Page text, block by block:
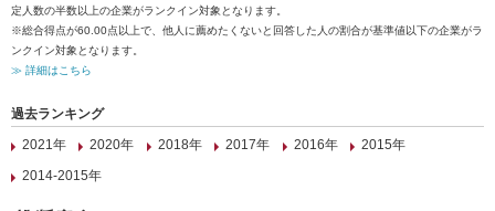
定人数の半数以上の企業がランクイン対象となります。
※総合得点が60.00点以上で、他人に薦めたくないと回答した人の割合が基準値以下の企業がラ
ンクイン対象となります。
≫ 詳細はこちら
過去ランキング
2021年
2020年 2018年 2017年 2016年
2015年
2014-2015年